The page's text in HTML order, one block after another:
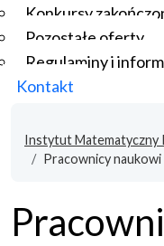
Konkursy
Pozostałe oferty
Regulaminy i
Kontakt
Instytut Matematyczny
Pracownicy naukowi